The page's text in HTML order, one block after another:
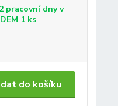
pracovní dny v
1 ks
do košíku